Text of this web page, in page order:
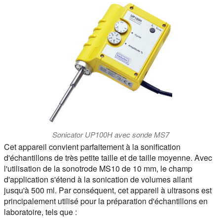
Sonicator UP100H avec sonde MS7
Cet appareil convient parfaitement à la sonification
d'échantillons de très petite taille et de taille moyenne. Avec
l'utilisation de la sonotrode MS10 de 10 mm, le champ
d'application s'étend à la sonication de volumes allant
jusqu'à 500 ml. Par conséquent, cet appareil à ultrasons est
principalement utilisé pour la préparation d'échantillons en
laboratoire, tels que :